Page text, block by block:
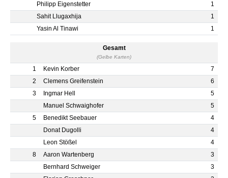
Philipp Eigenstetter
1
Sahit Llugaxhija
1
Yasin Al Tinawi
1
Gesamt
(Gelbe Karten)
1 Kevin Korber
7
2
Clemens Greifenstein
6
3
Ingmar Hell
5
Manuel Schwaighofer
5
5
Benedikt Seebauer
4
Donat Dugolli
4
Leon Stößel
4
8
Aaron Wartenberg
3
Bernhard Schweiger
3